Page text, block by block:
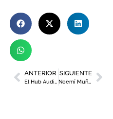
ANTERIOR
El Hub Audiovisual Ágora Tech continúa dando pasos
SIGUIENTE
Noemí Muñoz encabezará la nueva etapa de OMEP